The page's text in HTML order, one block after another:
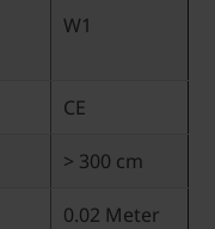
W1
CE
> 300 cm
0.02 Meter